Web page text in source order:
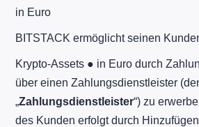
in Euro
BITSTACK ermöglicht seinen
Krypto-Assets ● in Euro durch
über einen Zahlungsdienstleister
„Zahlungsdienstleister“) zu
des Kunden erfolgt durch